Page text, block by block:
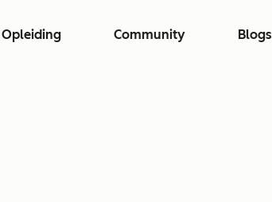
Opleiding Community Blogs